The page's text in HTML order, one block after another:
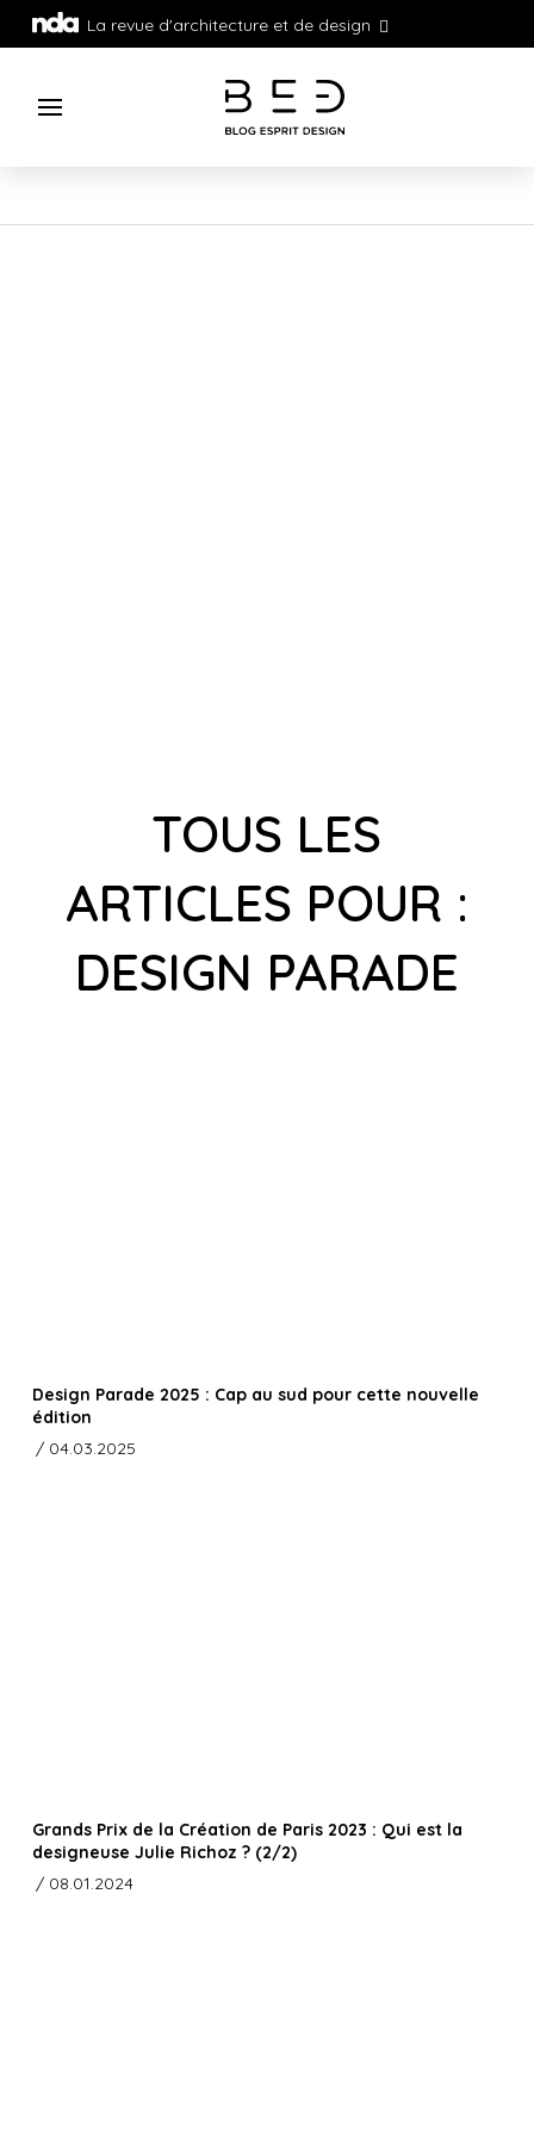
La revue d'architecture et de design
TOUS LES
ARTICLES POUR :
DESIGN PARADE
Design Parade 2025 : Cap au sud pour cette nouvelle
édition
/ 04.03.2025
Grands Prix de la Création de Paris 2023 : Qui est la
designeuse Julie Richoz ? (2/2)
/ 08.01.2024